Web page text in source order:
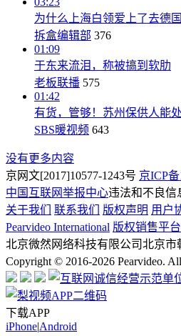
为什么上海白领爱上了去德
拆盒编辑部 376
01:09
于东来流泪，称被搞到软肋
老板联播 575
01:42
有货，管够！苏州保供人能
SBS暖视频 643
没有更多内容
京网文[2017]10577-1243号 京ICP备
中国互联网举报中心违法和不良信
关于我们
联系我们 版权声明 用户
Pearvideo International 版权销售平台
北京微然网络科技有限公司北京市
Copyright © 2016-2026 Pearvideo.
下载APP
iPhone|Android